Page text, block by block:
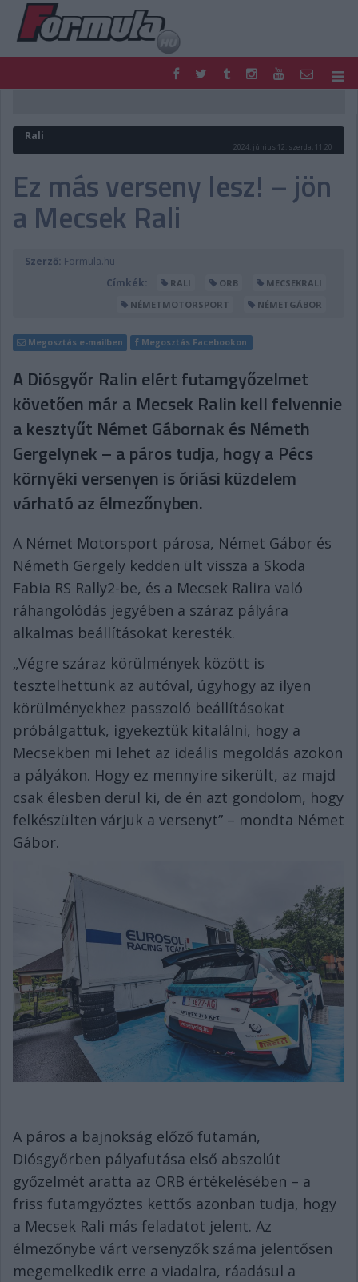
FORMULA
MOTOR
PODCAST
SHOP
TIPPJÁTÉK
DIGITÁLIS MAGAZIN
Rali
2024. június 12. szerda, 11:20
Ez más verseny lesz! – jön
a Mecsek Rali
Szerző: Formula.hu
Címkék:
RALI ORB
MECSEKRALI
NÉMETMOTORSPORT
NÉMETGÁBOR
Megosztás e-mailben Megosztás Facebookon
A Diósgyőr Ralin elért futamgyőzelmet
követően már a Mecsek Ralin kell felvennie
a kesztyűt Német Gábornak és Németh
Gergelynek – a páros tudja, hogy a Pécs
környéki versenyen is óriási küzdelem
várható az élmezőnyben.
A Német Motorsport párosa, Német Gábor és
Németh Gergely kedden ült vissza a Skoda
Fabia RS Rally2-be, és a Mecsek Ralira való
ráhangolódás jegyében a száraz pályára
alkalmas beállításokat keresték.
„Végre száraz körülmények között is
tesztelhettünk az autóval, úgyhogy az ilyen
körülményekhez passzoló beállításokat
próbálgattuk, igyekeztük kitalálni, hogy a
Mecsekben mi lehet az ideális megoldás azokon
a pályákon. Hogy ez mennyire sikerült, az majd
csak élesben derül ki, de én azt gondolom, hogy
felkészülten várjuk a versenyt” – mondta Német
Gábor.
A páros a bajnokság előző futamán,
Diósgyőrben pályafutása első abszolút
győzelmét aratta az ORB értékelésében – a
friss futamgyőztes kettős azonban tudja, hogy
a Mecsek Rali más feladatot jelent. Az
élmezőnybe várt versenyzők száma jelentősen
megemelkedik erre a viadalra, ráadásul a